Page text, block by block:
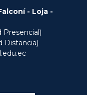
- Loja -
Presencial)
Distancia)